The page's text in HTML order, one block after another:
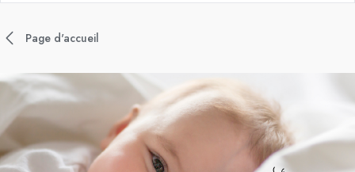
Page d'accueil